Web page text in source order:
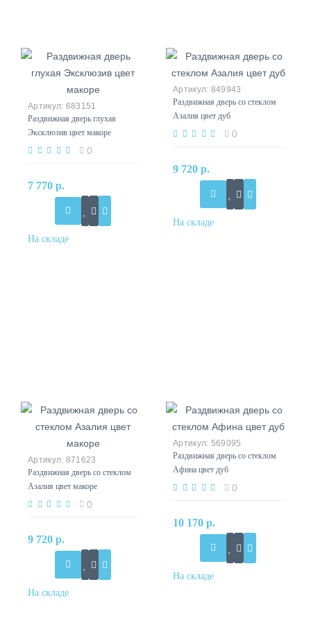
683151
Раздвижная дверь глухая
Эксклюзив цвет макоре
0
7 770 р.
849943
Раздвижная дверь со стеклом
Азалия цвет дуб
0
9 720 р.
871623
Раздвижная дверь со стеклом
Азалия цвет макоре
0
9 720 р.
569095
Раздвижная дверь со стеклом
Афина цвет дуб
0
10 170 р.